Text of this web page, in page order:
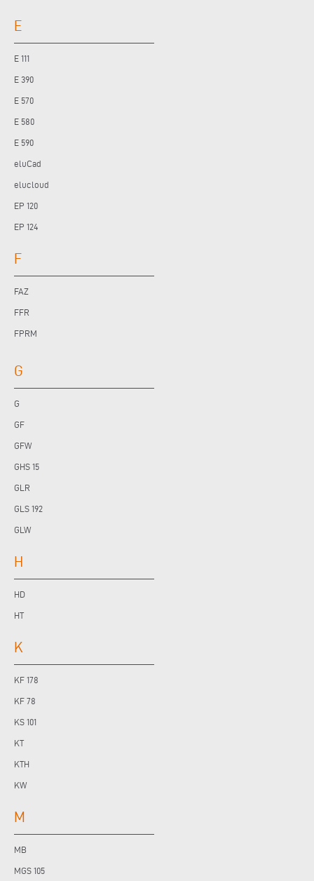
E
E 111
E 390
E 570
E 580
E 590
eluCad
elucloud
EP 120
EP 124
F
FAZ
FFR
FPRM
G
G
GF
GFW
GHS 15
GLR
GLS 192
GLW
H
HD
HT
K
KF 178
KF 78
KS 101
KT
KTH
KW
M
MB
MGS 105